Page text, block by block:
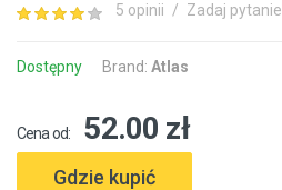
5 opinii / Zadaj pytanie
Dostępny Brand: Atlas
Cena od: 52.00 zł
Gdzie kupić